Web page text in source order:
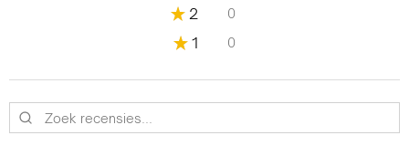
★ 2 0%0
★ 1 0%0